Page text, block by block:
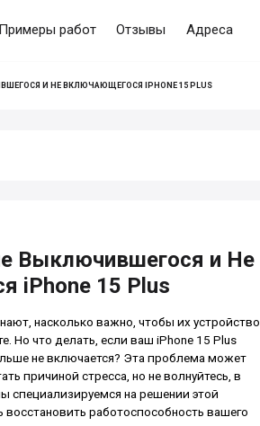
Примеры работ Отзывы Адреса
И НЕ ВКЛЮЧАЮЩЕГОСЯ IPHONE 15 PLUS
Выключившегося и Не
iPhone 15 Plus
насколько важно, чтобы их устройство
Но что делать, если ваш iPhone 15 Plus
не включается? Эта проблема может
причиной стресса, но не волнуйтесь, в
специализируемся на решении этой
работоспособность вашего